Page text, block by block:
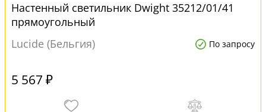
Настенный светильник Dwight 35212/01/41
прямоугольный
Lucide (Бельгия)
По запросу
5 567 ₽